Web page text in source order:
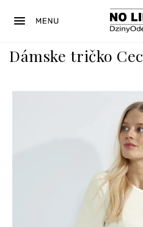
Dámske tričko